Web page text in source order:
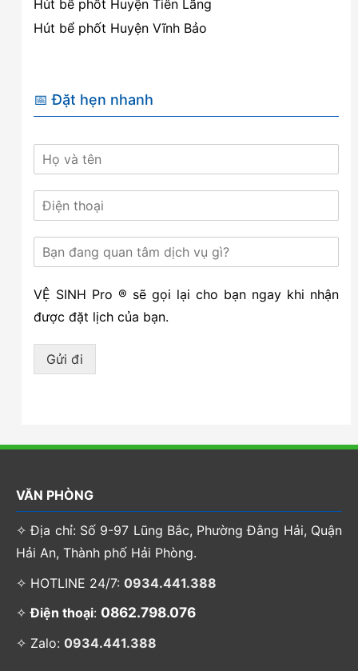
Hút bể phốt Huyện Tiên Lãng
Hút bể phốt Huyện Vĩnh Bảo
📅 Đặt hẹn nhanh
VỆ SINH Pro ® sẽ gọi lại cho bạn ngay khi nhận
được đặt lịch của bạn.
Gửi đi
VĂN PHÒNG
✧ Địa chỉ: Số 9-97 Lũng Bắc, Phường Đằng Hải, Quận
Hải An, Thành phố Hải Phòng.
✧ HOTLINE 24/7: 0934.441.388
✧Điện thoại: 0862.798.076
✧ Zalo: 0934.441.388